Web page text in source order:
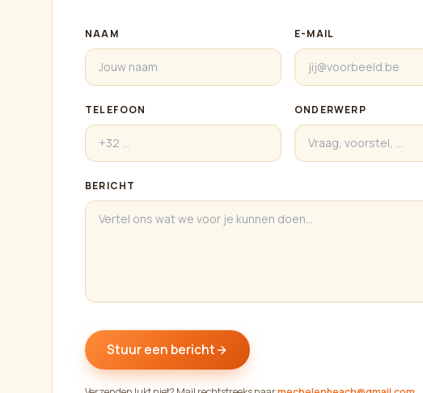
NAAM E-MAIL
TELEFOON ONDERWERP
BERICHT
Stuur een bericht